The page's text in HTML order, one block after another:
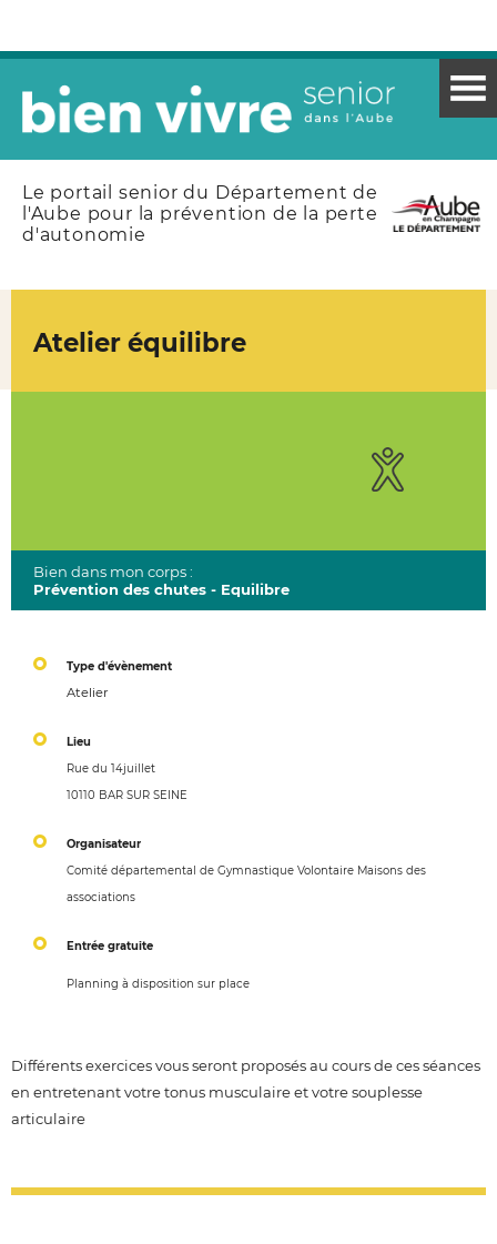
Le portail senior du Département de
l'Aube pour la prévention de la perte
d'autonomie
Atelier équilibre
Bien dans mon corps :
Prévention des chutes - Equilibre
Type d'évènement
Atelier
Lieu
Rue du 14juillet
10110 BAR SUR SEINE
Organisateur
Comité départemental de Gymnastique Volontaire Maisons des
associations
Entrée gratuite
Planning à disposition sur place
Différents exercices vous seront proposés au cours de ces séances
en entretenant votre tonus musculaire et votre souplesse
articulaire